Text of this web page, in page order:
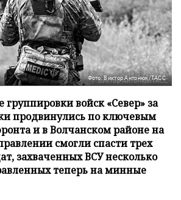
Фото: Виктор Антонюк/ТАСС
войск «Север» за
продвинулись по ключевым
и в Волчанском районе на
смогли спасти трех
захваченных ВСУ несколько
теперь на минные